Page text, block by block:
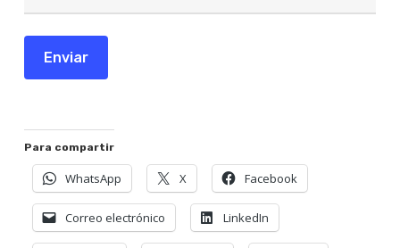
Enviar
Para compartir
WhatsApp X Facebook
Correo electrónico LinkedIn